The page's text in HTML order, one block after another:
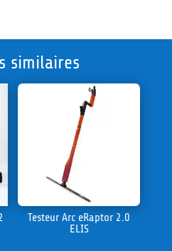
similaires
Testeur Arc eRaptor 2.0
ELIS